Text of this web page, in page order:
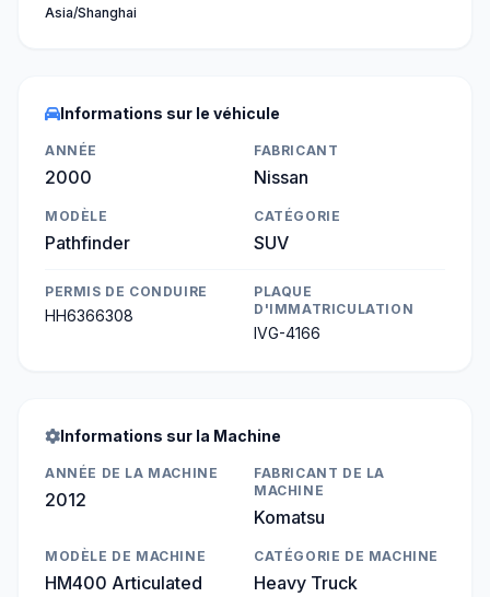
Asia/Shanghai
Informations sur le véhicule
ANNÉE
2000
FABRICANT
Nissan
MODÈLE
Pathfinder
CATÉGORIE
SUV
PERMIS DE CONDUIRE
HH6366308
PLAQUE
D'IMMATRICULATION
IVG-4166
Informations sur la Machine
ANNÉE DE LA MACHINE
2012
FABRICANT DE LA
MACHINE
Komatsu
MODÈLE DE MACHINE
HM400 Articulated
CATÉGORIE DE MACHINE
Heavy Truck